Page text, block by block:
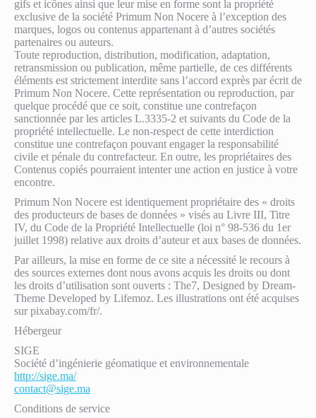
gifs et icônes ainsi que leur mise en forme sont la propriété
exclusive de la société Primum Non Nocere à l’exception des
marques, logos ou contenus appartenant à d’autres sociétés
partenaires ou auteurs.
Toute reproduction, distribution, modification, adaptation,
retransmission ou publication, même partielle, de ces différents
éléments est strictement interdite sans l’accord exprès par écrit de
Primum Non Nocere. Cette représentation ou reproduction, par
quelque procédé que ce soit, constitue une contrefaçon
sanctionnée par les articles L.3335-2 et suivants du Code de la
propriété intellectuelle. Le non-respect de cette interdiction
constitue une contrefaçon pouvant engager la responsabilité
civile et pénale du contrefacteur. En outre, les propriétaires des
Contenus copiés pourraient intenter une action en justice à votre
encontre.
Primum Non Nocere est identiquement propriétaire des « droits
des producteurs de bases de données » visés au Livre III, Titre
IV, du Code de la Propriété Intellectuelle (loi n° 98-536 du 1er
juillet 1998) relative aux droits d’auteur et aux bases de données.
Par ailleurs, la mise en forme de ce site a nécessité le recours à
des sources externes dont nous avons acquis les droits ou dont
les droits d’utilisation sont ouverts : The7, Designed by Dream-
Theme Developed by Lifemoz. Les illustrations ont été acquises
sur pixabay.com/fr/.
Hébergeur
SIGE
Société d’ingénierie géomatique et environnementale
http://sige.ma/
contact@sige.ma
Conditions de service